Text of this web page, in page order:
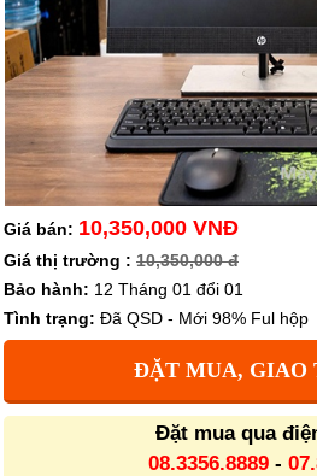
Giá bán: 10,350,000 VNĐ
Giá thị trường : 10,350,000 đ
Bảo hành: 12 Tháng 01 đổi 01
Tình trạng: Đã QSD - Mới 98% Ful hộp
ĐẶT MUA, GIAO
Đặt mua qua
08.3356.8889-